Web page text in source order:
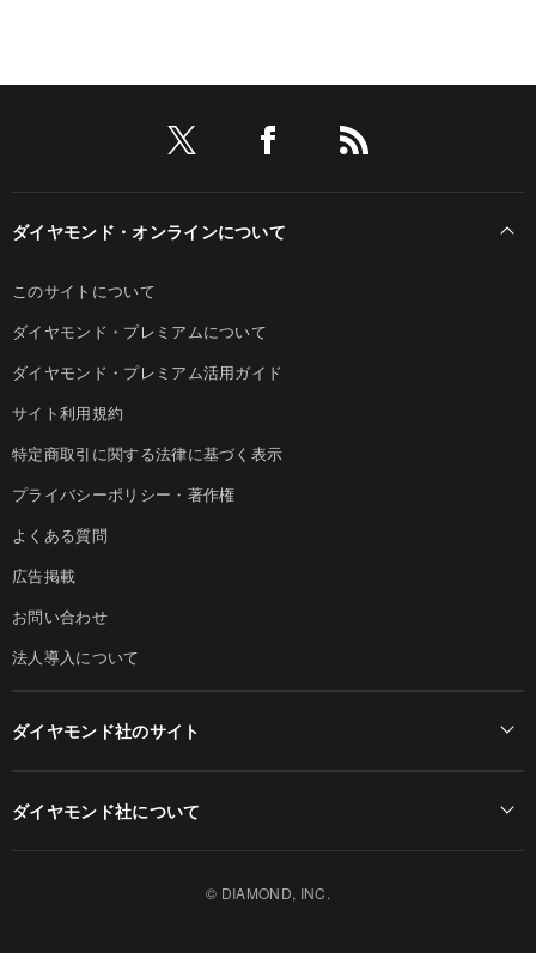
ダイヤモンド・オンラインについて
このサイトについて
ダイヤモンド・プレミアムについて
ダイヤモンド・プレミアム活用ガイド
サイト利用規約
特定商取引に関する法律に基づく表示
プライバシーポリシー・著作権
よくある質問
広告掲載
お問い合わせ
法人導入について
ダイヤモンド社のサイト
ダイヤモンド社について
© DIAMOND, INC.